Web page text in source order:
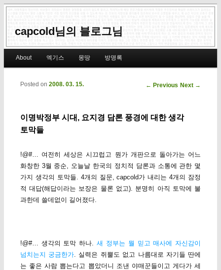
capcold님의 블로그님
Skip to primary content
Skip to secondary content
About 엑기스 몽땅 방명록
Post navigation
← Previous Next →
이명박정부 시대, 요지경 담론 풍경에 대한 생각
토막들
Posted on 2008. 03. 15.
!@#… 여전히 세상은 시끄럽고 뭔가 개판으로 돌아가는 어느
화창한 3월 중순, 오늘날 한국의 정치적 담론과 소통에 관한 몇
가지 생각의 토막들. 4개의 질문, capcold가 내리는 4개의 잠정
적 대답(해답이라는 보장은 물론 없고). 분명히 아직 토막에 불
과한데 쓸데없이 길어졌다.
!@#… 생각의 토막 하나.새 정부는 뭘 믿고 매사에 자신감이
넘치는지 궁금한가 . 실력은 쥐뿔도 없고 나름대로 자기들 딴에
는 좋은 사람 뽑는다고 뽑았더니 조낸 야매꾼들이고 게다가 세